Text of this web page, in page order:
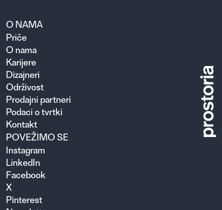
O NAMA
Priče
O nama
Karijere
Dizajneri
Održivost
Prodajni partneri
Podaci o tvrtki
Kontakt
POVEŽIMO SE
Instagram
LinkedIn
Facebook
X
Pinterest